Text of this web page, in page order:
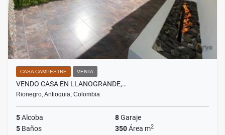
CASA CAMPESTRE VENTA
VENDO CASA EN LLANOGRANDE,…
Rionegro, Antioquia, Colombia
5Alcoba 8Garaje
5 Baños 350Área m2